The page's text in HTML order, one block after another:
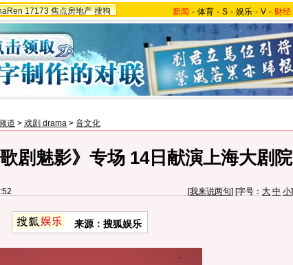
17173 焦点房地产 搜狗 新闻 - 体育 - S - 娱乐 - V - 财经
道 > 戏剧 drama > 音文化
剧魅影》专场 14日献演上海大剧院
[我来说两句] [字号： 大 中 小]
来源：搜狐娱乐